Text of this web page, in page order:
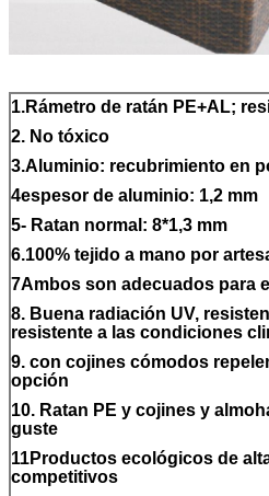
1.Rámetro de ratán PE+AL;
2. No tóxico
3.Aluminio: recubrimiento en
4espesor de aluminio: 1,2 mm
5- Ratan normal: 8*1,3 mm
6.100% tejido a mano por
7Ambos son adecuados para
8. Buena radiación UV,
resistente a las condiciones
9. con cojines cómodos
opción
10. Ratan PE y cojines y
guste
11Productos ecológicos de
competitivos